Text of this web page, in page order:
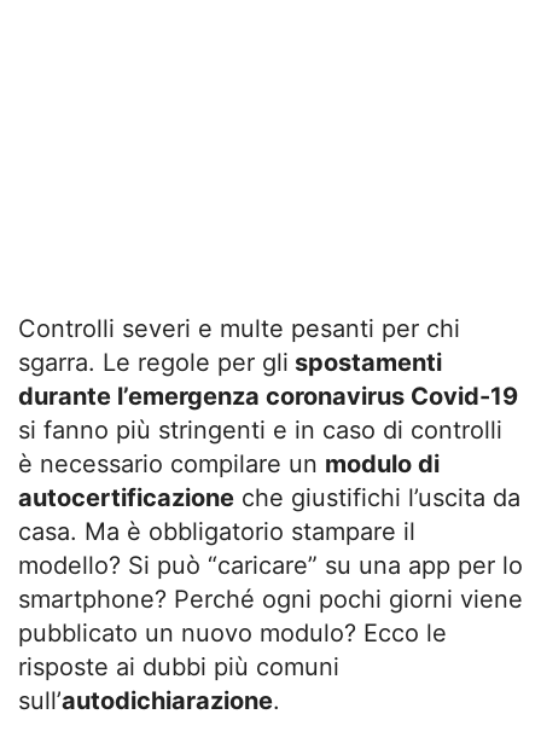
Controlli severi e multe pesanti per chi
sgarra. Le regole per gli spostamenti
durante l’emergenza coronavirus Covid-19
si fanno più stringenti e in caso di controlli
è necessario compilare un modulo di
autocertificazione che giustifichi l’uscita da
casa. Ma è obbligatorio stampare il
modello? Si può “caricare” su una app per lo
smartphone? Perché ogni pochi giorni viene
pubblicato un nuovo modulo? Ecco le
risposte ai dubbi più comuni
sull’autodichiarazione.